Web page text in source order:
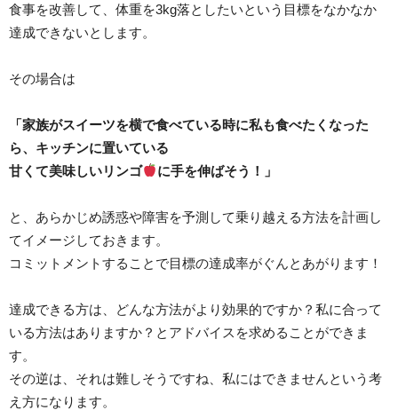
食事を改善して、体重を3kg落としたいという目標をなかなか
達成できないとします。
その場合は
「家族がスイーツを横で食べている時に私も食べたくなった
ら、 キッチンに置いている
甘くて美味しいリンゴ に手を伸ばそう！」
と、あらかじめ誘惑や障害を予測して乗り越える方法を計画し
てイメージしておきます。
コミットメントすることで目標の達成率がぐんとあがります！
達成できる方は、どんな方法がより効果的ですか？私に合って
いる方法はありますか？とアドバイスを求めることができま
す。
その逆は、それは難しそうですね、私にはできませんという考
え方になります。